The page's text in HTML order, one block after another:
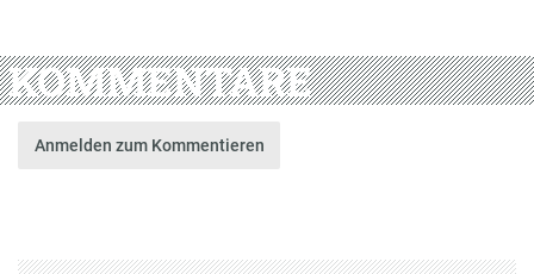
KOMMENTARE
Anmelden zum Kommentieren